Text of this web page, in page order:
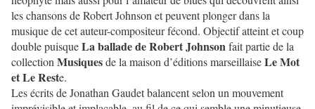
les chansons de Robert Johnson et peuventplonger dans la
musique de cet auteur-compositeur fécond. Objectif atteint et coup
double puisqueLa ballade de Robert Johnsonfait partie de la
collection Musiquesde la maison d’éditions marseillaiseLe Mot
et Le Reste.
Les écrits de Jonathan Gaudet balancent selon un mouvement